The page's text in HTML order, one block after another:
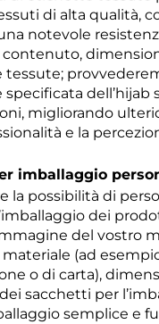
di alta qualità,
notevole
contenuto,
specificata dell’hijab
migliorando
e la
imballaggio
la possibilità di
dei
del vostro
materiale (ad
o di carta),
sacchetti per
semplice e